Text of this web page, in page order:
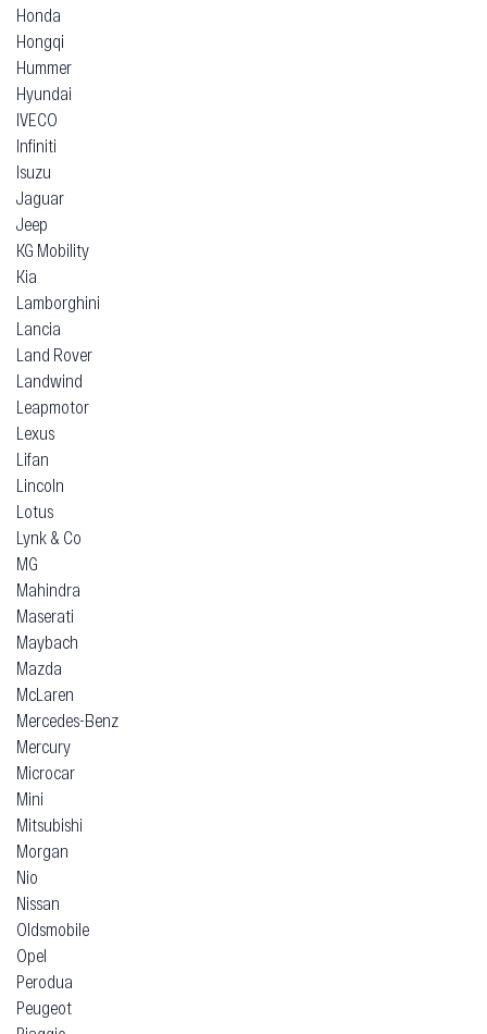
Honda
Hongqi
Hummer
Hyundai
IVECO
Infiniti
Isuzu
Jaguar
Jeep
KG Mobility
Kia
Lamborghini
Lancia
Land Rover
Landwind
Leapmotor
Lexus
Lifan
Lincoln
Lotus
Lynk & Co
MG
Mahindra
Maserati
Maybach
Mazda
McLaren
Mercedes-Benz
Mercury
Microcar
Mini
Mitsubishi
Morgan
Nio
Nissan
Oldsmobile
Opel
Perodua
Peugeot